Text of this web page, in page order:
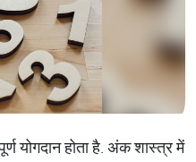
योगदान होता है. अंक शास्त्र में